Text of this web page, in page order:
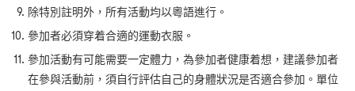
除特別註明外，所有活動均以粵語進行。
參加者必須穿着合適的運動衣服。
參加活動有可能需要一定體力，為參加者健康着想，建議參加者
在參與活動前，須自行評估自己的身體狀況是否適合參加。單位